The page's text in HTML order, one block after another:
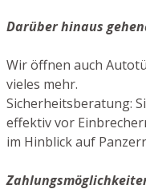
Darüber hinaus
Wir öffnen auch
vieles mehr.
Sicherheitsberatung:
effektiv vor
im Hinblick auf